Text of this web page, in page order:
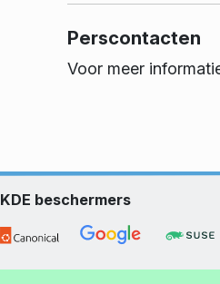
Perscontacten
Voor meer
KDE beschermers